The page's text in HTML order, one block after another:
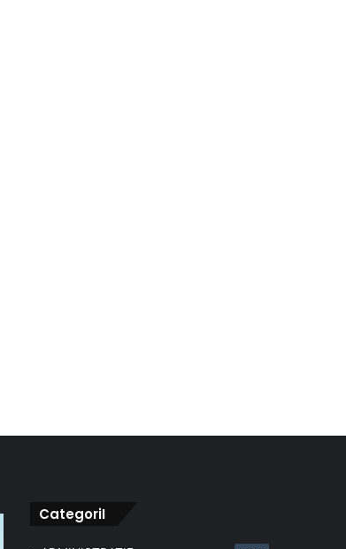
CategoriI